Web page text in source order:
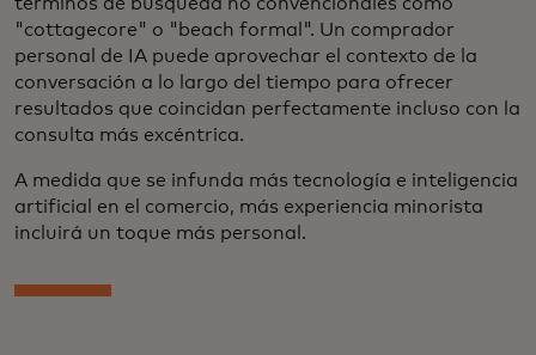
términos de búsqueda no convencionales como
"cottagecore" o "beach formal". Un comprador
personal de IA puede aprovechar el contexto de la
conversación a lo largo del tiempo para ofrecer
resultados que coincidan perfectamente incluso con la
consulta más excéntrica.
A medida que se infunda más tecnología e inteligencia
artificial en el comercio, más experiencia minorista
incluirá un toque más personal.